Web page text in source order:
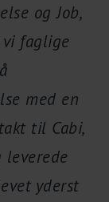
og Job,
vi faglige
med en
til Cabi,
yderst